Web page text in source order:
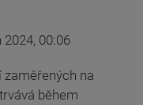
2024, 00:06
na
během